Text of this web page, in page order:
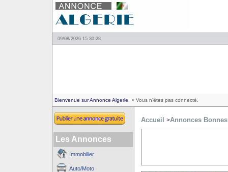
09/08/2026 15:30:28
Bienvenue sur Annonce Algerie. > Vous n'êtes pas connecté.
Les Annonces
Immobilier
Auto/Moto
Accueil >Annonces